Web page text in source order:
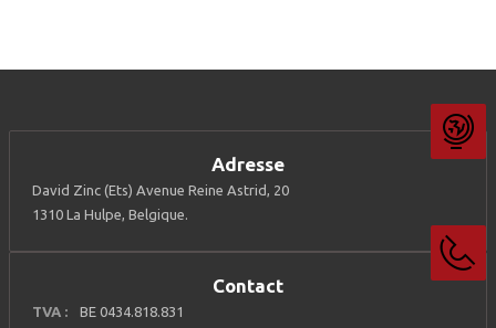
Adresse
David Zinc (Ets) Avenue Reine Astrid, 20
1310 La Hulpe, Belgique.
Contact
TVA : BE 0434.818.831